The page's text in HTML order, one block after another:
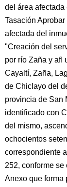
del área
Tasación
afectada del
"Creación del
por río Zaña y aﬂ
Cayaltí, Zaña,
de Chiclayo del
provincia de San
identificado con
del mismo,
ochocientos
correspondiente
252, conforme se
Anexo que forma